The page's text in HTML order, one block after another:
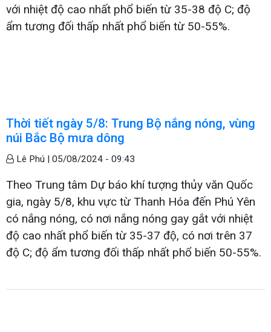
với nhiệt độ cao nhất phổ biến từ 35-38 độ C; độ
ẩm tương đối thấp nhất phổ biến từ 50-55%.
Thời tiết ngày 5/8: Trung Bộ nắng nóng, vùng
núi Bắc Bộ mưa dông
Lê Phú | 05/08/2024 - 09:43
Theo Trung tâm Dự báo khí tượng thủy văn Quốc
gia, ngày 5/8, khu vực từ Thanh Hóa đến Phú Yên
có nắng nóng, có nơi nắng nóng gay gắt với nhiệt
độ cao nhất phổ biến từ 35-37 độ, có nơi trên 37
độ C; độ ẩm tương đối thấp nhất phổ biến 50-55%.